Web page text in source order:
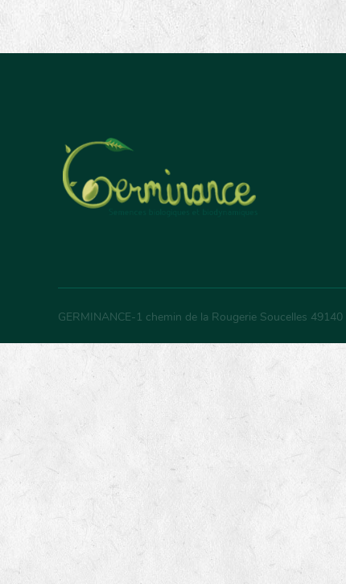
GERMINANCE-1 chemin de la Rougerie Soucelles 49140